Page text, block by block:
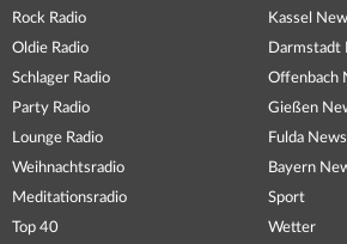
Rock Radio
Oldie Radio
Schlager Radio
Party Radio
Lounge Radio
Weihnachtsradio
Meditationsradio
Top 40
Kassel
Darmstadt
Offenbach
Gießen
Fulda News
Bayern
Sport
Wetter